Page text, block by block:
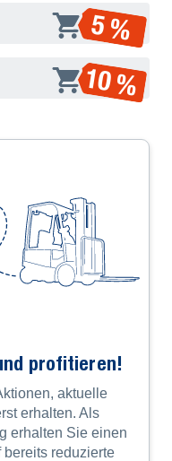
5 %
10 %
profitieren!
aktuelle
erhalten. Als
erhalten Sie einen
bereits reduzierte